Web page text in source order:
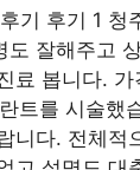
기 후기 1 청
잘해주고
료 봅니다.
트를 시술했
니다. 전체적